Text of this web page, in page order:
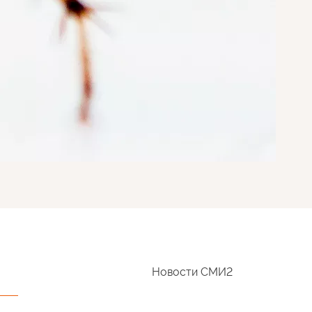
Новости СМИ2